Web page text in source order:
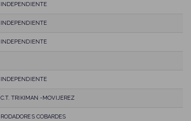
INDEPENDIENTE
INDEPENDIENTE
INDEPENDIENTE
INDEPENDIENTE
C.T. TRIKIMAN -MOVIJEREZ
RODADORES COBARDES